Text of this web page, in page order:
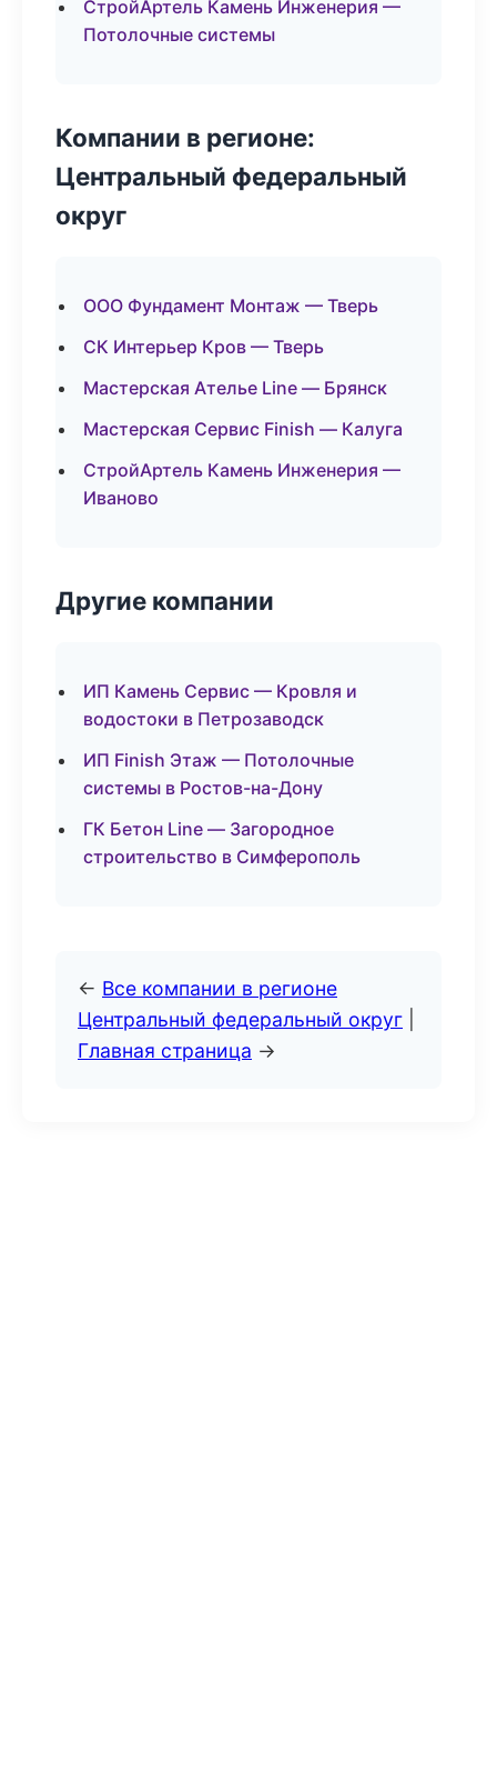
СтройАртель Камень Инженерия —
Потолочные системы
Компании в регионе:
Центральный федеральный
округ
ООО Фундамент Монтаж — Тверь
СК Интерьер Кров — Тверь
Мастерская Ателье Line — Брянск
Мастерская Сервис Finish — Калуга
СтройАртель Камень Инженерия —
Иваново
Другие компании
ИП Камень Сервис — Кровля и
водостоки в Петрозаводск
ИП Finish Этаж — Потолочные
системы в Ростов-на-Дону
ГК Бетон Line — Загородное
строительство в Симферополь
← Все компании в регионе
Центральный федеральный округ
Главная страница →